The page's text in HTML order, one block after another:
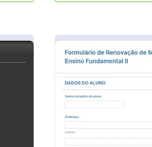
De Segurança De Trabalho